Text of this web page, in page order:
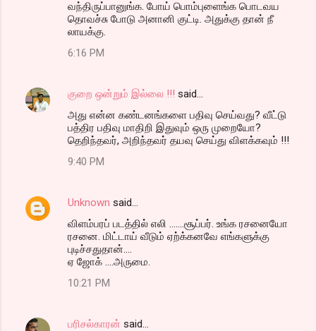
வந்திருப்பானுங்க. போய் பொம்புளைங்க பொடவய
தொவச்சு போடு அனானி குட்டி. அதுக்கு தான் நீ
லாயக்கு.
6:16 PM
குறை ஒன்றும் இல்லை !!! said…
அது என்ன கண்டனங்களை பதிவு செய்வது? வீட்டு
பத்திர பதிவு மாதிறி இதுவும் ஒரு முறையோ?
தெறிந்தவர், அறிந்தவர் தயவு செய்து விளக்கவும் !!!
9:40 PM
Unknown said…
விளம்பரப் படத்தில் எலி .......சூப்பர். உங்க ரசனையோ
ரசனை. மிட்டாய் வீடும் ஏற்க்கனவே எங்களுக்கு
புடிச்சதுதான்....
ஏ ஜோக் ....அருமை.
10:21 PM
பரிசல்காரன் said…